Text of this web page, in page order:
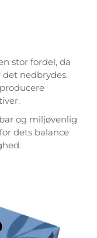
stor fordel, da
nedbrydes.
og miljøvenlig
dets balance